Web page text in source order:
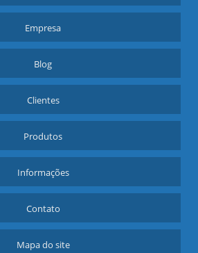
Empresa
Blog
Clientes
Produtos
Informações
Contato
Mapa do site